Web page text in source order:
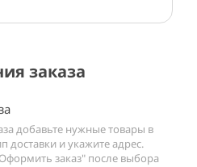
заказа
добавьте нужные товары в
доставки и укажите адрес.
заказ" после выбора